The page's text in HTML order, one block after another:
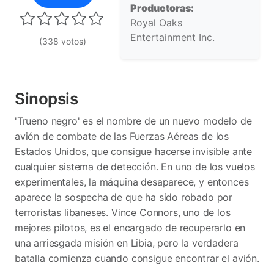
(338 votos)
Productoras:
Royal Oaks
Entertainment Inc.
Sinopsis
'Trueno negro' es el nombre de un nuevo modelo de
avión de combate de las Fuerzas Aéreas de los
Estados Unidos, que consigue hacerse invisible ante
cualquier sistema de detección. En uno de los vuelos
experimentales, la máquina desaparece, y entonces
aparece la sospecha de que ha sido robado por
terroristas libaneses. Vince Connors, uno de los
mejores pilotos, es el encargado de recuperarlo en
una arriesgada misión en Libia, pero la verdadera
batalla comienza cuando consigue encontrar el avión.